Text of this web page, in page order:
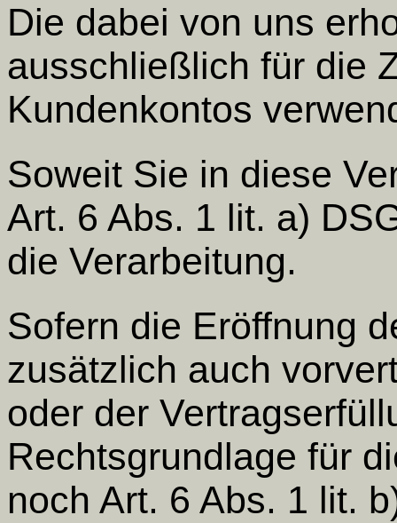
Die dabei von uns
ausschließlich für die
Kundenkontos
Soweit Sie in diese
Art. 6 Abs. 1 lit. a)
die Verarbeitung.
Sofern die Eröffnung
zusätzlich auch
oder der
Rechtsgrundlage für
noch Art. 6 Abs. 1 lit.